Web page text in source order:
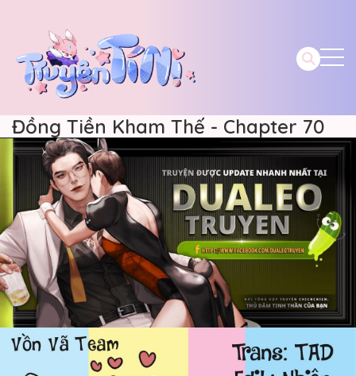
Đồng Tiền Kham Thế - Chapter 70